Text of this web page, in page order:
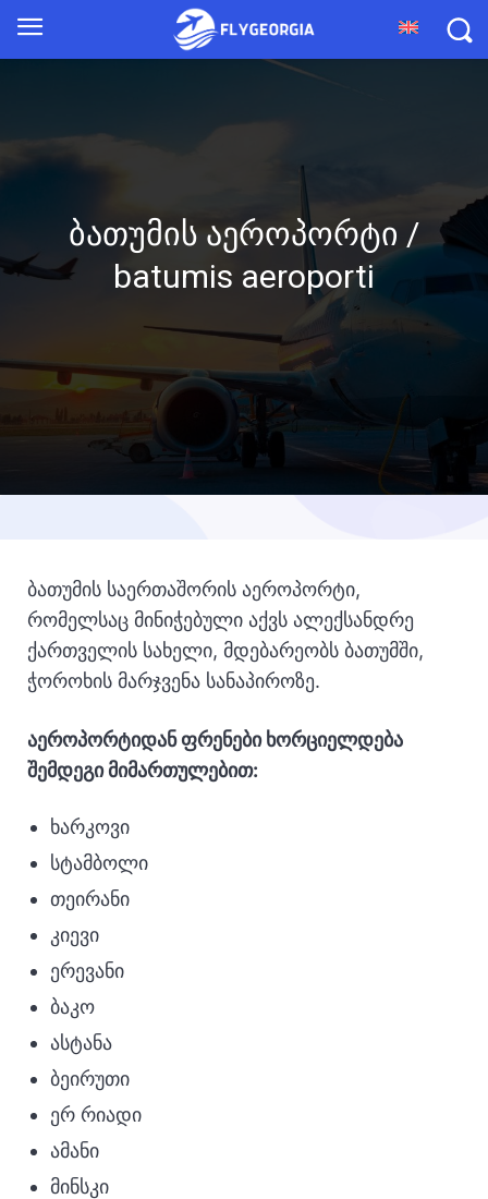
ბათუმის აეროპორტი /
batumis aeroporti
ბათუმის საერთაშორის აეროპორტი,
რომელსაც მინიჭებული აქვს ალექსანდრე
ქართველის სახელი, მდებარეობს ბათუმში,
ჭოროხის მარჯვენა სანაპიროზე.
აეროპორტიდან ფრენები ხორციელდება
შემდეგი მიმართულებით:
ხარკოვი
სტამბოლი
თეირანი
კიევი
ერევანი
ბაკო
ასტანა
ბეირუთი
ერ რიადი
ამანი
მინსკი